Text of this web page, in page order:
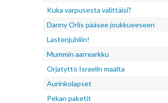
Kuka varpusesta välittäisi?
Danny Orlis pääsee joukkueeseen
Lastenjuhliin!
Mummin aarrearkku
Orjatyttö Israelin maalta
Aurinkolapset
Pekan paketit